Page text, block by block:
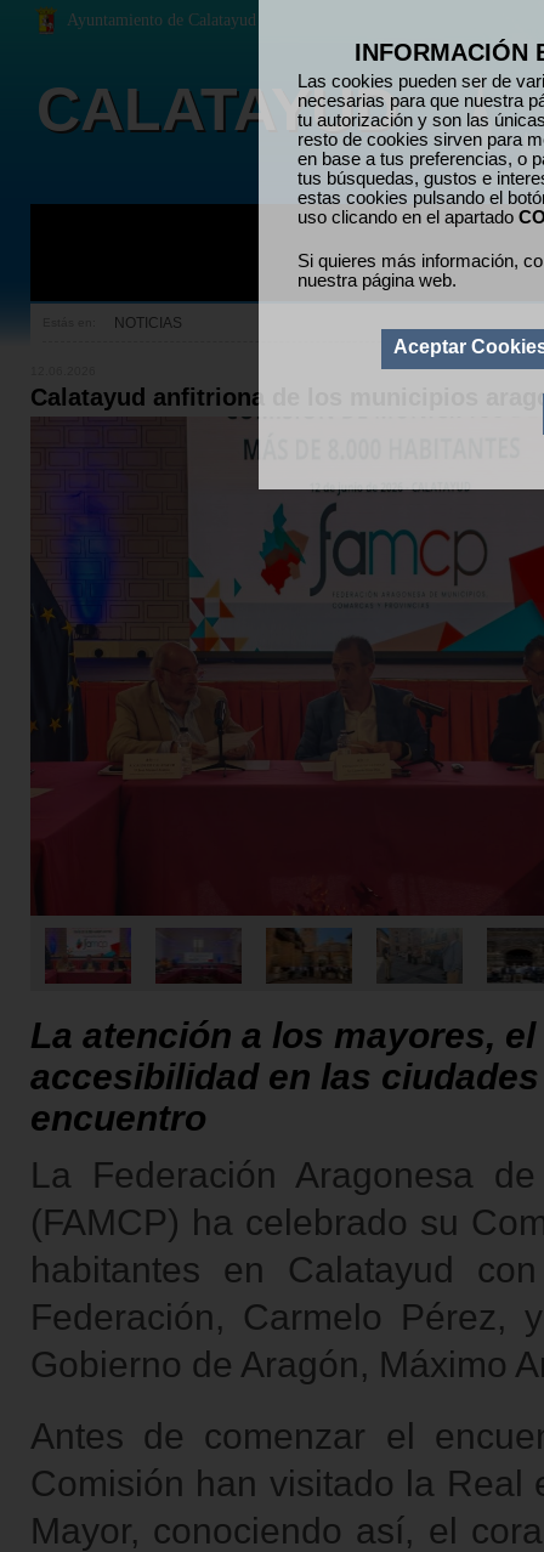
INFORMACIÓN
Las cookies pueden ser de
necesarias para que nuestra
tu autorización y son las
resto de cookies sirven para
en base a tus preferencias, o
tus búsquedas, gustos e
estas cookies pulsando el
uso clicando en el apartado
Si quieres más información,
nuestra página web.
Aceptar
Calatayud anfitriona de los municipios
La atención a los mayores,
accesibilidad en las
encuentro
La Federación Aragonesa
(FAMCP) ha celebrado su
habitantes en Calatayud
Federación, Carmelo Pérez,
Gobierno de Aragón, Máximo
Antes de comenzar el
Comisión han visitado la
Mayor, conociendo así, el
NOTICIAS
Ayuntamiento de Calatayud
CALATAYUD